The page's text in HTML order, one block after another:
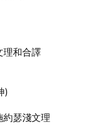
理和合譯
)
瑟淺文理